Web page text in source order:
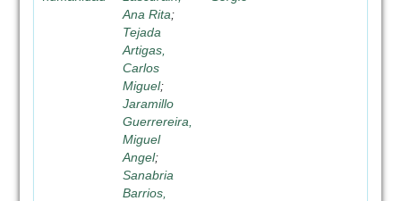
Ana Rita;
Tejada
Artigas,
Carlos
Miguel;
Jaramillo
Guerrereira,
Miguel
Angel;
Sanabria
Barrios,